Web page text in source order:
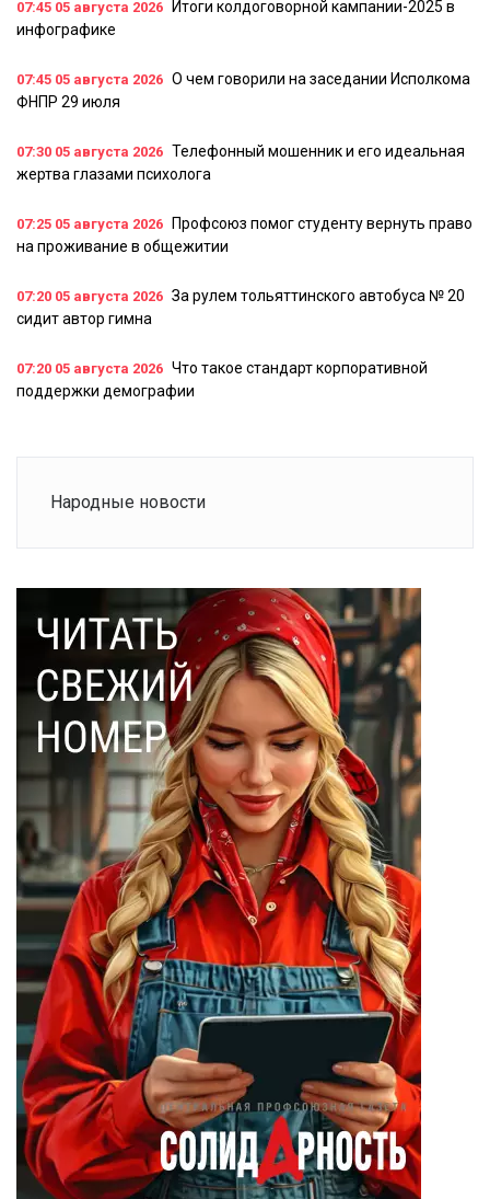
07:45 05 августа 2026
Итоги колдоговорной кампании-2025 в
инфографике
07:45 05 августа 2026 О чем говорили на заседании Исполкома
ФНПР 29 июля
07:30 05 августа 2026 Телефонный мошенник и его идеальная
жертва глазами психолога
07:25 05 августа 2026
Профсоюз помог студенту вернуть право
на проживание в общежитии
07:20 05 августа 2026 За рулем тольяттинского автобуса № 20
сидит автор гимна
07:20 05 августа 2026 Что такое стандарт корпоративной
поддержки демографии
Народные новости